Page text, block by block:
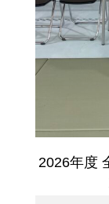
2026年度